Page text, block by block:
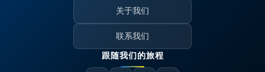
此策略的调整基于市场数据，显示游戏移植至PC
对索尼总营收的贡献有限，仅占大约1.5%。核心
粉丝认为，此举有助于提升PlayStation品牌的主
机独占特色，增强PS5的市场竞争力。尽管这一策